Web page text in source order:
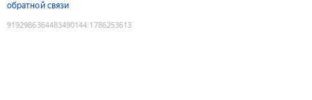
обратной связи
9192986364483490144:1786253613